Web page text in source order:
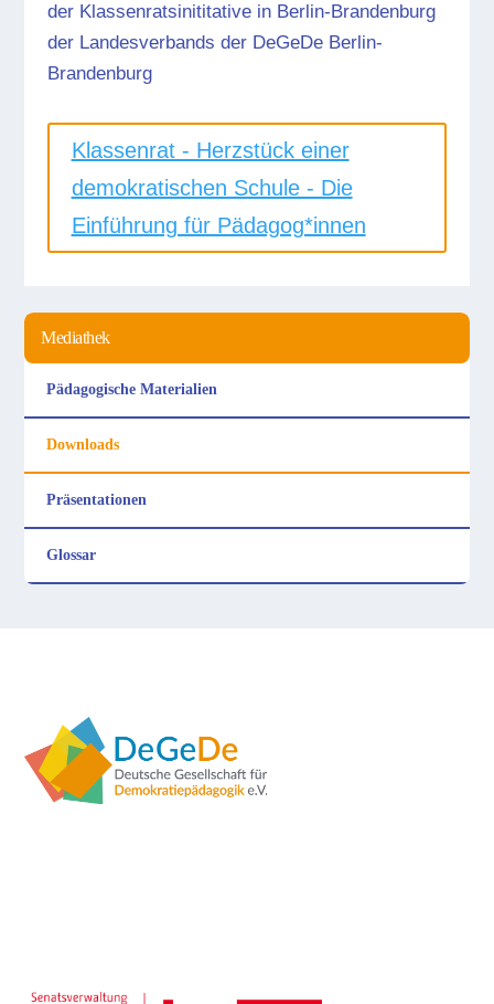
der Klassenratsinititative in Berlin-Brandenburg
der Landesverbands der DeGeDe Berlin-
Brandenburg
Klassenrat - Herzstück einer
demokratischen Schule - Die
Einführung für Pädagog*innen
Mediathek
Pädagogische Materialien
Downloads
Präsen­tationen
Glossar